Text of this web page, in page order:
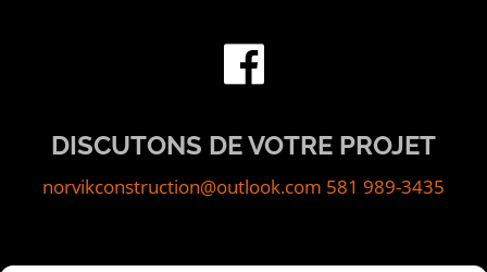
DISCUTONS DE VOTRE PROJET
norvikconstruction@outlook.com 581 989-3435